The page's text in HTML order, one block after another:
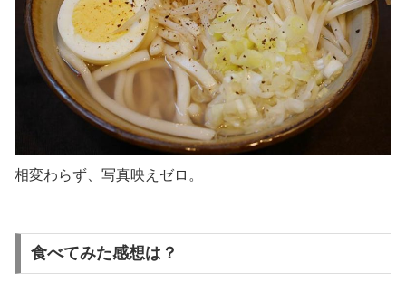
相変わらず、写真映えゼロ。
食べてみた感想は？